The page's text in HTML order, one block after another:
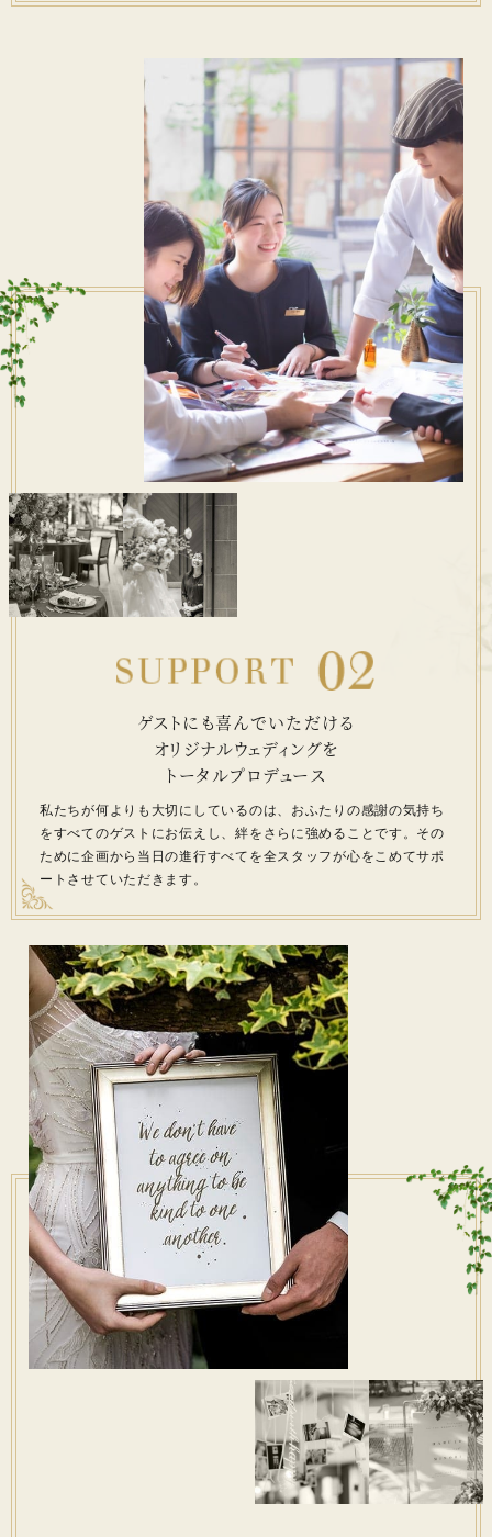
ゲストにも喜んでいただける
オリジナルウェディングを
トータルプロデュース
私たちが何よりも大切にしているのは、 おふたりの感謝の気持ち
をすべてのゲストにお伝えし、絆をさらに強めることです。 その
ために企画から当日の進行すべてを全スタッフが心をこめてサポ
ートさせていただきます。